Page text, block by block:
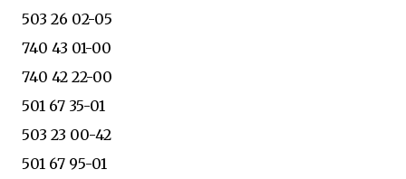
503 26 02-05
740 43 01-00
740 42 22-00
501 67 35-01
503 23 00-42
501 67 95-01